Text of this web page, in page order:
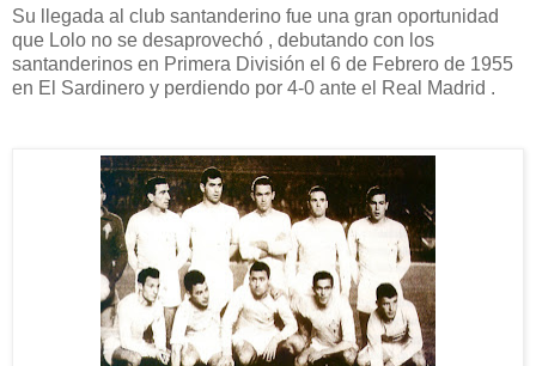
Su llegada al club santanderino fue una gran oportunidad
que Lolo no se desaprovechó , debutando con los
santanderinos en Primera División el 6 de Febrero de 1955
en El Sardinero y perdiendo por 4-0 ante el Real Madrid .